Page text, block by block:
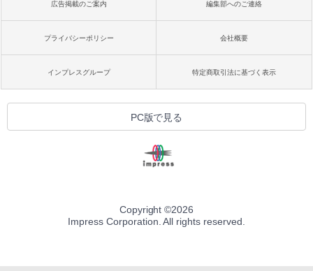
広告掲載のご案内 編集部へのご連絡
プライバシーポリシー 会社概要
インプレスグループ 特定商取引法に基づく表示
PC版で見る
Copyright ©2026
Impress Corporation. All rights reserved.